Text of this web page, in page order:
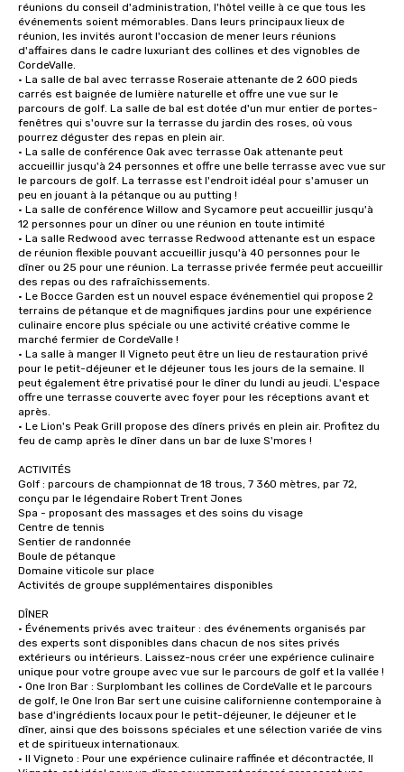
réunions du conseil d'administration, l'hôtel veille à ce que tous les
événements soient mémorables. Dans leurs principaux lieux de
réunion, les invités auront l'occasion de mener leurs réunions
d'affaires dans le cadre luxuriant des collines et des vignobles de
CordeValle.
• La salle de bal avec terrasse Roseraie attenante de 2 600 pieds
carrés est baignée de lumière naturelle et offre une vue sur le
parcours de golf. La salle de bal est dotée d'un mur entier de portes-
fenêtres qui s'ouvre sur la terrasse du jardin des roses, où vous
pourrez déguster des repas en plein air.
• La salle de conférence Oak avec terrasse Oak attenante peut
accueillir jusqu'à 24 personnes et offre une belle terrasse avec vue sur
le parcours de golf. La terrasse est l'endroit idéal pour s'amuser un
peu en jouant à la pétanque ou au putting !
• La salle de conférence Willow and Sycamore peut accueillir jusqu'à
12 personnes pour un dîner ou une réunion en toute intimité
• La salle Redwood avec terrasse Redwood attenante est un espace
de réunion flexible pouvant accueillir jusqu'à 40 personnes pour le
dîner ou 25 pour une réunion. La terrasse privée fermée peut accueillir
des repas ou des rafraîchissements.
• Le Bocce Garden est un nouvel espace événementiel qui propose 2
terrains de pétanque et de magnifiques jardins pour une expérience
culinaire encore plus spéciale ou une activité créative comme le
marché fermier de CordeValle !
• La salle à manger Il Vigneto peut être un lieu de restauration privé
pour le petit-déjeuner et le déjeuner tous les jours de la semaine. Il
peut également être privatisé pour le dîner du lundi au jeudi. L'espace
offre une terrasse couverte avec foyer pour les réceptions avant et
après.
• Le Lion's Peak Grill propose des dîners privés en plein air. Profitez du
feu de camp après le dîner dans un bar de luxe S'mores !
ACTIVITÉS
Golf : parcours de championnat de 18 trous, 7 360 mètres, par 72,
conçu par le légendaire Robert Trent Jones
Spa - proposant des massages et des soins du visage
Centre de tennis
Sentier de randonnée
Boule de pétanque
Domaine viticole sur place
Activités de groupe supplémentaires disponibles
DÎNER
• Événements privés avec traiteur : des événements organisés par
des experts sont disponibles dans chacun de nos sites privés
extérieurs ou intérieurs. Laissez-nous créer une expérience culinaire
unique pour votre groupe avec vue sur le parcours de golf et la vallée !
• One Iron Bar : Surplombant les collines de CordeValle et le parcours
de golf, le One Iron Bar sert une cuisine californienne contemporaine à
base d'ingrédients locaux pour le petit-déjeuner, le déjeuner et le
dîner, ainsi que des boissons spéciales et une sélection variée de vins
et de spiritueux internationaux.
• Il Vigneto : Pour une expérience culinaire raffinée et décontractée, Il